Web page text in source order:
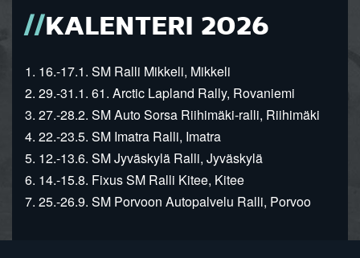
KALENTERI 2026
1. 16.-17.1. SM Ralli Mikkeli, Mikkeli
2. 29.-31.1. 61. Arctic Lapland Rally, Rovaniemi
3. 27.-28.2. SM Auto Sorsa Riihimäki-ralli, Riihimäki
4. 22.-23.5. SM Imatra Ralli, Imatra
5. 12.-13.6. SM Jyväskylä Ralli, Jyväskylä
6. 14.-15.8. Fixus SM Ralli Kitee, Kitee
7. 25.-26.9. SM Porvoon Autopalvelu Ralli, Porvoo